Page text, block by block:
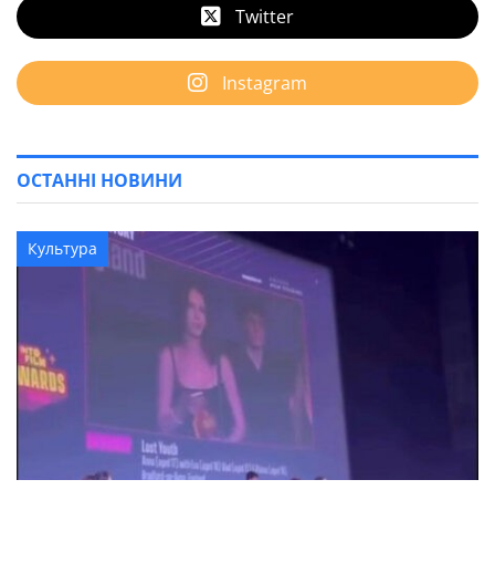
Twitter
Instagram
ОСТАННІ НОВИНИ
Культура